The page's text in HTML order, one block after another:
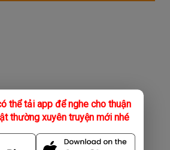
thể tải app để nghe cho thuận
thường xuyên truyện mới nhé